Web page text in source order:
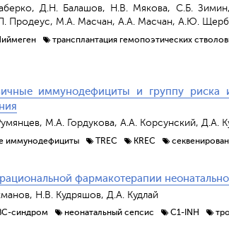
Д.Н. Балашов, Н.В. Мякова, С.Б.
Продеус, М.А. Масчан, А.А. Масчан, А.Ю.
трансплантация гемопоэтических
иммунодефициты и группу риска
М.А. Гордукова, А.А. Корсунский,
иммунодефициты TREC KREC
фармакотерапии
Н.В. Кудряшов, Д.А. Кудлай
синдром неонатальный сепсис C1-INH